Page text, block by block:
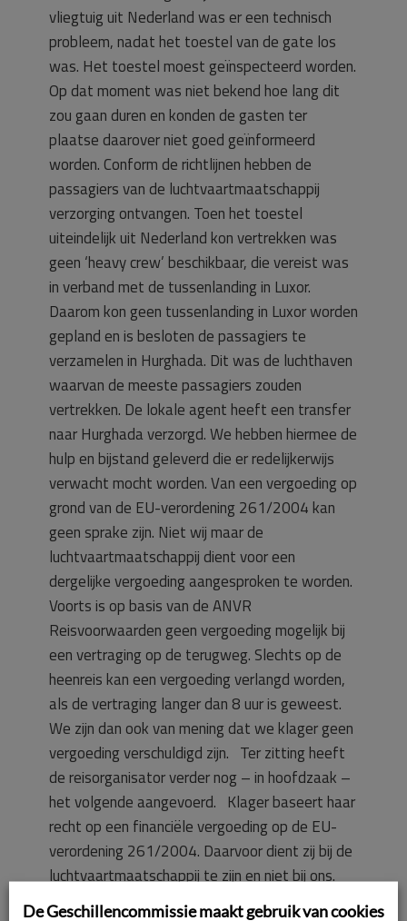
vliegtuig uit Nederland was er een technisch
probleem, nadat het toestel van de gate los
was. Het toestel moest geïnspecteerd worden.
Op dat moment was niet bekend hoe lang dit
zou gaan duren en konden de gasten ter
plaatse daarover niet goed geïnformeerd
worden. Conform de richtlijnen hebben de
passagiers van de luchtvaartmaatschappij
verzorging ontvangen. Toen het toestel
uiteindelijk uit Nederland kon vertrekken was
geen ‘heavy crew’ beschikbaar, die vereist was
in verband met de tussenlanding in Luxor.
Daarom kon geen tussenlanding in Luxor worden
gepland en is besloten de passagiers te
verzamelen in Hurghada. Dit was de luchthaven
waarvan de meeste passagiers zouden
vertrekken. De lokale agent heeft een transfer
naar Hurghada verzorgd. We hebben hiermee de
hulp en bijstand geleverd die er redelijkerwijs
verwacht mocht worden. Van een vergoeding op
grond van de EU-verordening 261/2004 kan
geen sprake zijn. Niet wij maar de
luchtvaartmaatschappij dient voor een
dergelijke vergoeding aangesproken te worden.
Voorts is op basis van de ANVR
Reisvoorwaarden geen vergoeding mogelijk bij
een vertraging op de terugweg. Slechts op de
heenreis kan een vergoeding verlangd worden,
als de vertraging langer dan 8 uur is geweest.
We zijn dan ook van mening dat we klager geen
vergoeding verschuldigd zijn. Ter zitting heeft
de reisorganisator verder nog – in hoofdzaak –
het volgende aangevoerd. Klager baseert haar
recht op een financiële vergoeding op de EU-
verordening 261/2004. Daarvoor dient zij bij de
luchtvaartmaatschappij te zijn en niet bij ons.
Verder verwijzen we naar het besluit van
De Geschillencommissie maakt gebruik van cookies